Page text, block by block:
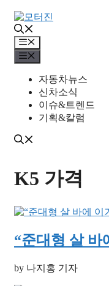
메
뉴
자동차뉴스
신차소식
이슈&트렌드
기획&칼럼
K5 가격
“준대형 살 바
by 나지홍 기자